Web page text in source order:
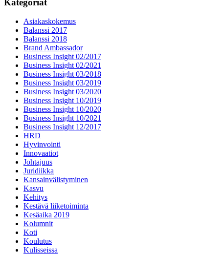
Kategoriat
Asiakaskokemus
Balanssi 2017
Balanssi 2018
Brand Ambassador
Business Insight 02/2017
Business Insight 02/2021
Business Insight 03/2018
Business Insight 03/2019
Business Insight 03/2020
Business Insight 10/2019
Business Insight 10/2020
Business Insight 10/2021
Business Insight 12/2017
HRD
Hyvinvointi
Innovaatiot
Johtajuus
Juridiikka
Kansainvälistyminen
Kasvu
Kehitys
Kestävä liiketoiminta
Kesäaika 2019
Kolumnit
Koti
Koulutus
Kulisseissa